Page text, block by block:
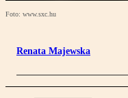
Foto: www.sxc.hu
Renata Majewska